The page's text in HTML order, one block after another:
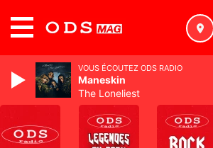
VOUS ÉCOUTEZ ODS RADIO
Maneskin
The Loneliest